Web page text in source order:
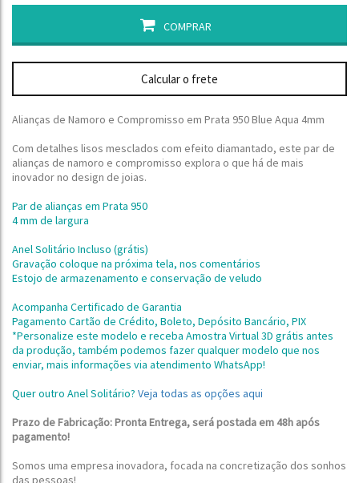
COMPRAR
Calcular o frete
Alianças de Namoro e Compromisso em Prata 950 Blue Aqua 4mm
Com detalhes lisos mesclados com efeito diamantado, este par de
alianças de namoro e compromisso explora o que há de mais
inovador no design de joias.
Par de alianças em Prata 950
4 mm de largura
Anel Solitário Incluso (grátis)
Gravação coloque na próxima tela, nos comentários
Estojo de armazenamento e conservação de veludo
Acompanha Certificado de Garantia
Pagamento Cartão de Crédito, Boleto, Depósito Bancário, PIX
*Personalize este modelo e receba Amostra Virtual 3D grátis antes
da produção, também podemos fazer qualquer modelo que nos
enviar, mais informações via atendimento WhatsApp!
Quer outro Anel Solitário? Veja todas as opções aqui
Prazo de Fabricação: Pronta Entrega, será postada em 48h após
pagamento!
Somos uma empresa inovadora, focada na concretização dos sonhos
das pessoas!